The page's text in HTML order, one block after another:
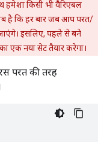
1.7494816 , -
2.559535  , -
0.45562026,
2.3106992 , -
-0.21336336, -
1.1335449 ,
-0.45156685,
-1.5435244 ,
-1.1726325 , -
1.1887017 ,
हमेशा किसी भी वैरिएबल
है कि हर बार जब आप परत/
इसलिए, पहले से बने
एक नया सेट तैयार करेगा।
परत की तरह